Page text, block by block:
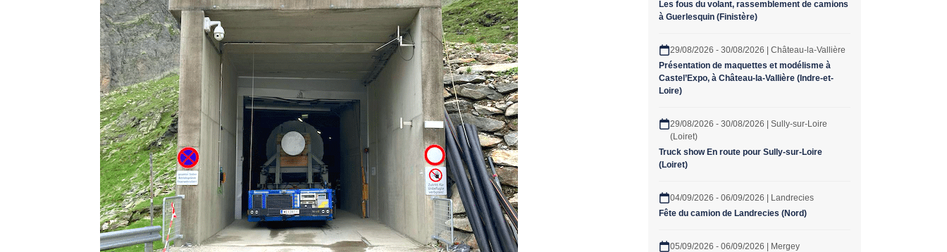
Les fous du volant, rassemblement de camions
à Guerlesquin (Finistère)
29/08/2026 - 30/08/2026 | Château-la-Vallière
Présentation de maquettes et modélisme à
Castel’Expo, à Château-la-Vallière (Indre-et-
Loire)
29/08/2026 - 30/08/2026 | Sully-sur-Loire
(Loiret)
Truck show En route pour Sully-sur-Loire
(Loiret)
04/09/2026 - 06/09/2026 | Landrecies
Fête du camion de Landrecies (Nord)
05/09/2026 - 06/09/2026 | Mergey